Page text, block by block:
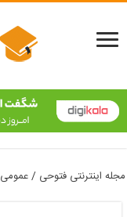
مجله اینترنتی فتوحی /عمومی